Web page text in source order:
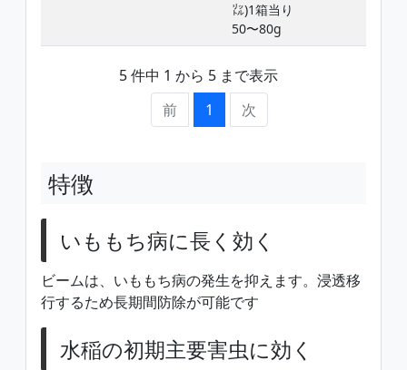
㍑)1箱当り
50〜80g
5 件中 1 から 5 まで表示
前
1 次
特徴
いももち病に長く効く
ビームは、いももち病の発生を抑えます。浸透移
行するため長期間防除が可能です
水稲の初期主要害虫に効く